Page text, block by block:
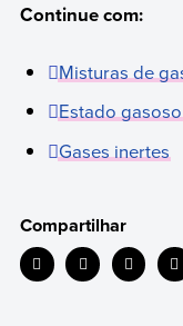
Continue com:
Misturas de
Estado gasoso
Gases inertes
Compartilhar